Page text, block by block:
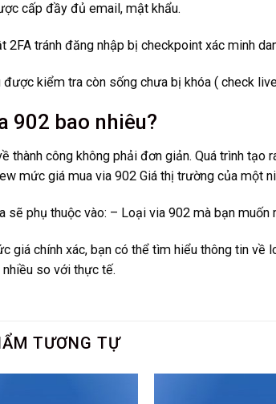
cấp đầy đủ email, mật khẩu.
2FA tránh đăng nhập bị checkpoint xác minh
kiểm tra còn sống chưa bị khóa ( check
902 bao nhiêu?
thành công không phải đơn giản. Quá trình
mức giá mua via 902 Giá thị trường của một
sẽ phụ thuộc vào: – Loại via 902 mà bạn
giá chính xác, bạn có thể tìm hiểu thông tin về
nhiều so với thực tế.
TƯƠNG TỰ